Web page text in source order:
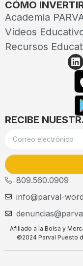
CÓMO
Academia
Vídeos
Recursos
RECIBE
809.560.0909
info@parval-
Afiliado a la Bolsa y
©2024 Parval Puesto